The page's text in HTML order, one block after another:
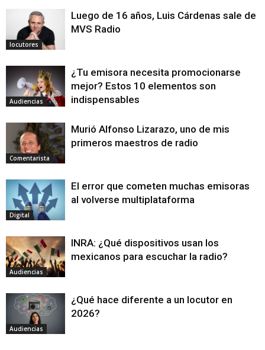
locutores
Luego de 16 años, Luis Cárdenas sale de
MVS Radio
Audiencias
¿Tu emisora necesita promocionarse
mejor? Estos 10 elementos son
indispensables
Comentarista
Murió Alfonso Lizarazo, uno de mis
primeros maestros de radio
Digital
El error que cometen muchas emisoras
al volverse multiplataforma
Audiencias
INRA: ¿Qué dispositivos usan los
mexicanos para escuchar la radio?
Audiencias
¿Qué hace diferente a un locutor en
2026?